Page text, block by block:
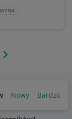
Następna strona
Nowy Bardzo